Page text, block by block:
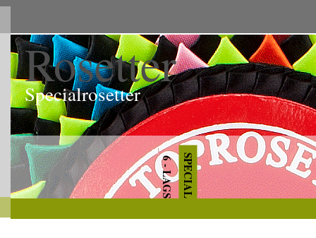
Rosetter
Specialrosetter
SPECIAL
6 - LAGS